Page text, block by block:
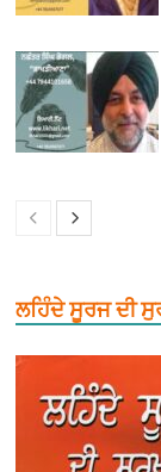
ਲਹਿੰਦੇ ਸੂਰਜ ਦੀ